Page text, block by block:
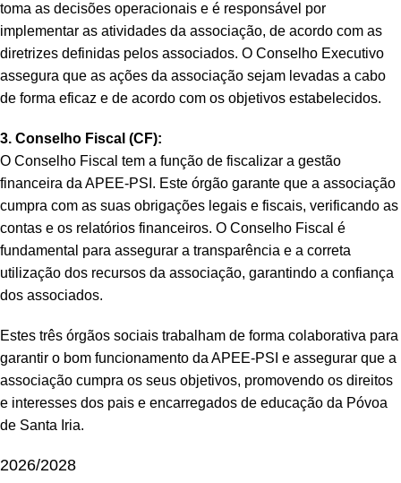
toma as decisões operacionais e é responsável por
implementar as atividades da associação, de acordo com as
diretrizes definidas pelos associados. O Conselho Executivo
assegura que as ações da associação sejam levadas a cabo
de forma eficaz e de acordo com os objetivos estabelecidos.
3. Conselho Fiscal (CF):
O Conselho Fiscal tem a função de fiscalizar a gestão
financeira da APEE-PSI. Este órgão garante que a associação
cumpra com as suas obrigações legais e fiscais, verificando as
contas e os relatórios financeiros. O Conselho Fiscal é
fundamental para assegurar a transparência e a correta
utilização dos recursos da associação, garantindo a confiança
dos associados.
Estes três órgãos sociais trabalham de forma colaborativa para
garantir o bom funcionamento da APEE-PSI e assegurar que a
associação cumpra os seus objetivos, promovendo os direitos
e interesses dos pais e encarregados de educação da Póvoa
de Santa Iria.
2026/2028